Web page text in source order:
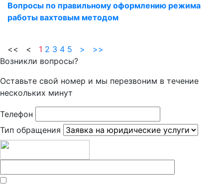
Вопросы по правильному оформлению режима
работы вахтовым методом
<< < 1 2 3 4 5 >
>>
Возникли вопросы?
Оставьте свой номер и мы перезвоним в течение
нескольких минут
Телефон
Тип обращения